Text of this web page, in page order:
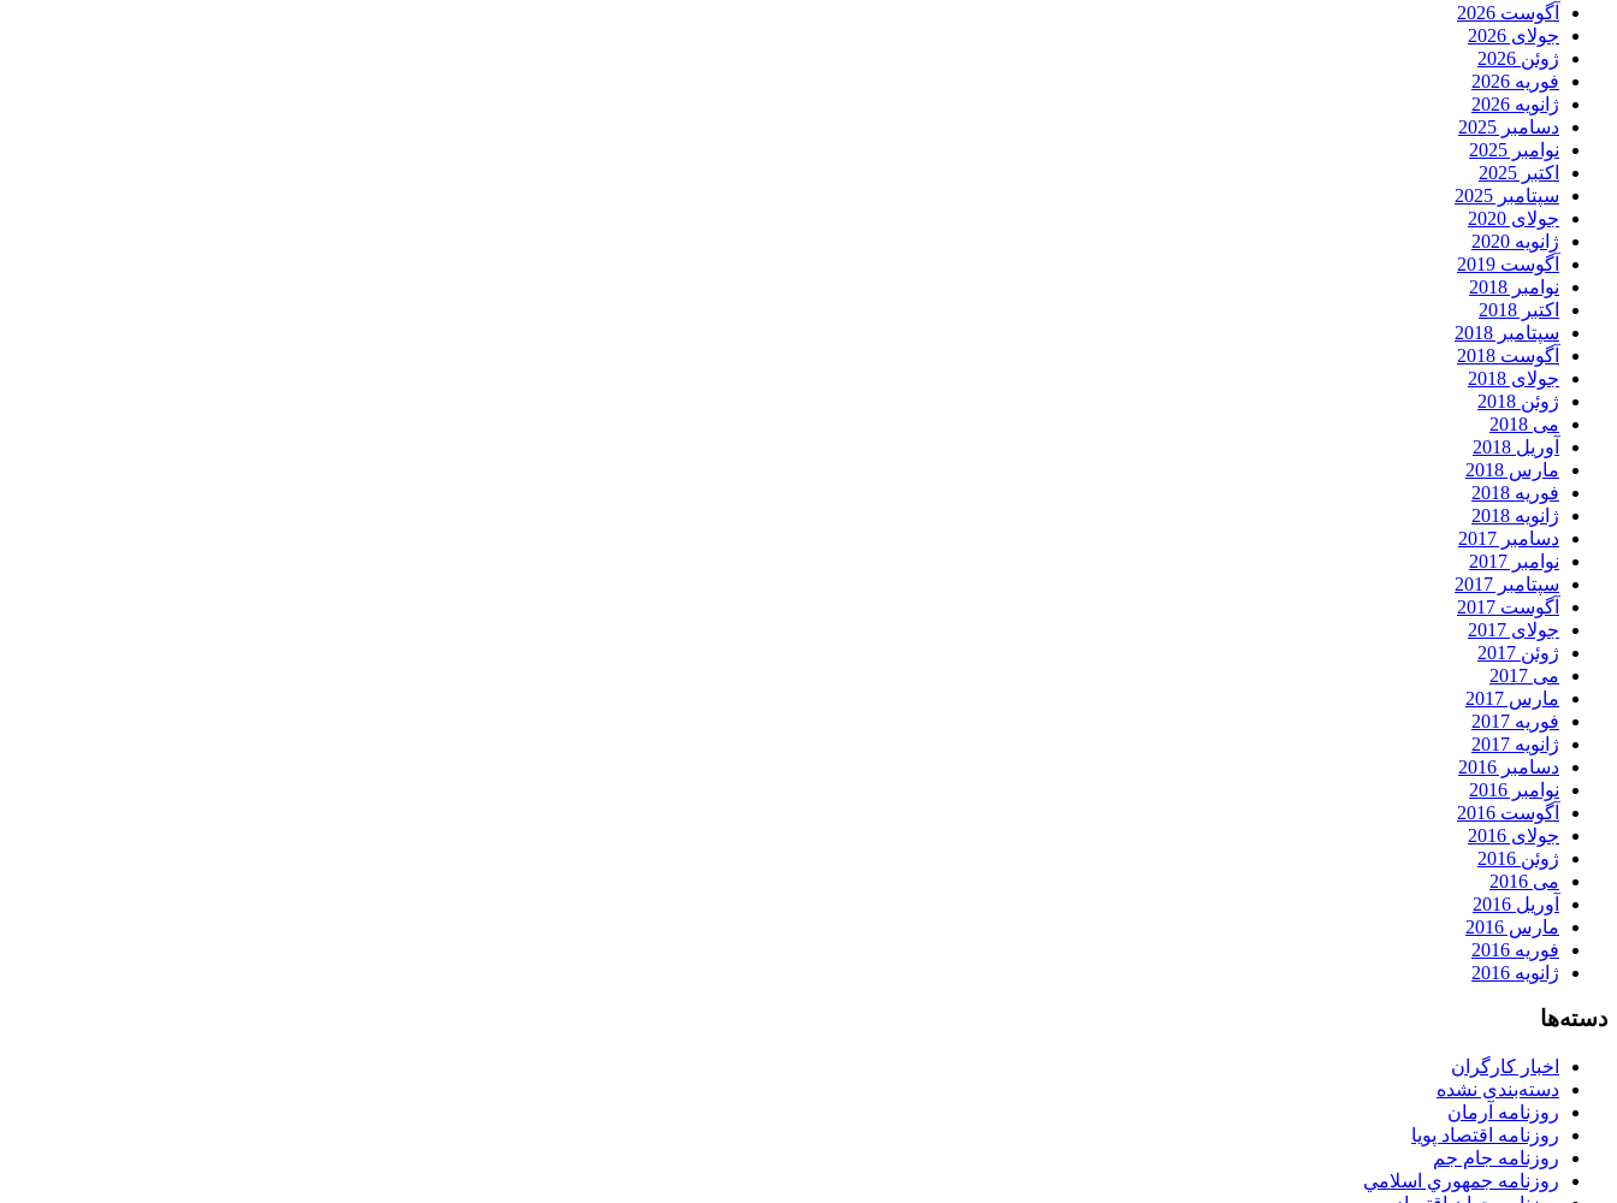
آگوست 2026
جولای 2026
ژوئن 2026
فوریه 2026
ژانویه 2026
دسامبر 2025
نوامبر 2025
اکتبر 2025
سپتامبر 2025
جولای 2020
ژانویه 2020
آگوست 2019
نوامبر 2018
اکتبر 2018
سپتامبر 2018
آگوست 2018
جولای 2018
ژوئن 2018
می 2018
آوریل 2018
مارس 2018
فوریه 2018
ژانویه 2018
دسامبر 2017
نوامبر 2017
سپتامبر 2017
آگوست 2017
جولای 2017
ژوئن 2017
می 2017
مارس 2017
فوریه 2017
ژانویه 2017
دسامبر 2016
نوامبر 2016
آگوست 2016
جولای 2016
ژوئن 2016
می 2016
آوریل 2016
مارس 2016
فوریه 2016
ژانویه 2016
دسته‌ها
اخبار کارگران
دسته‌بندی نشده
روزنامه آرمان
روزنامه اقتصاد پویا
روزنامه جام جم
روزنامه جمهوري اسلامي